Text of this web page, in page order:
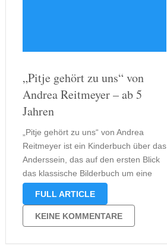
„Pitje gehört zu uns“ von
Andrea Reitmeyer – ab 5
Jahren
„Pitje gehört zu uns“ von Andrea
Reitmeyer ist ein Kinderbuch über das
Anderssein, das auf den ersten Blick
das klassische Bilderbuch um eine
Sachbuchkomponente ergänzt und
eigentliche Geschichte macht. Pitje
wächst als Goldschopfpinguin in einer
Kaiserpinguinkolonie auf. Dass er
FULL ARTICLE
KEINE KOMMENTARE